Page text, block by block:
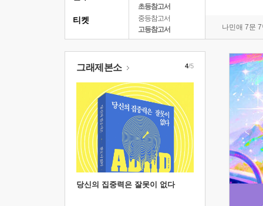
초등참고서
중등참고서
고등참고서
나민애 7문
티켓
그래제본소
당신의 집중력은 잘못이 없다
4/5